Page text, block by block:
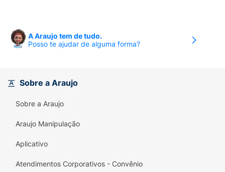
A Araujo tem de tudo.
Posso te ajudar de alguma forma?
Sobre a Araujo
Sobre a Araujo
Araujo Manipulação
Aplicativo
Atendimentos Corporativos - Convênio